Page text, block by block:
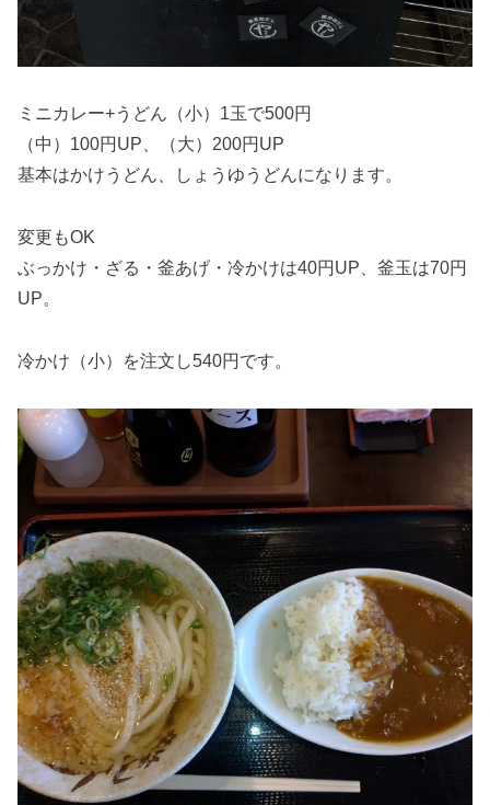
ミニカレー+うどん（小）1玉で500円
（中）100円UP、（大）200円UP
基本はかけうどん、しょうゆうどんになります。
変更もOK
ぶっかけ・ざる・釜あげ・冷かけは40円UP、釜玉は70円
UP。
冷かけ（小）を注文し540円です。